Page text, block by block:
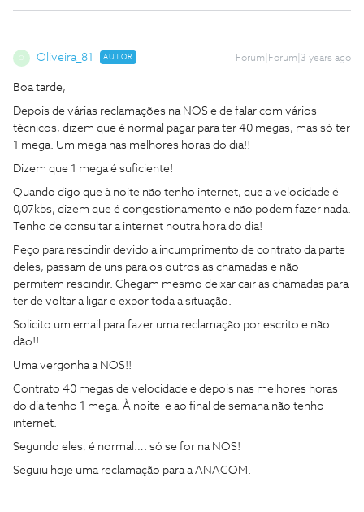
Oliveira_81 AUTOR Forum|Forum|3 years ago
Boa tarde,
Depois de várias reclamações na NOS e de falar com vários
técnicos, dizem que é normal pagar para ter 40 megas, mas só ter
1 mega. Um mega nas melhores horas do dia!!
Dizem que 1 mega é suficiente!
Quando digo que à noite não tenho internet, que a velocidade é
0,07kbs, dizem que é congestionamento e não podem fazer nada.
Tenho de consultar a internet noutra hora do dia!
Peço para rescindir devido a incumprimento de contrato da parte
deles, passam de uns para os outros as chamadas e não
permitem rescindir. Chegam mesmo deixar cair as chamadas para
ter de voltar a ligar e expor toda a situação.
Solicito um email para fazer uma reclamação por escrito e não
dão!!
Uma vergonha a NOS!!
Contrato 40 megas de velocidade e depois nas melhores horas
do dia tenho 1 mega. À noite e ao final de semana não tenho
internet.
Segundo eles, é normal…. só se for na NOS!
Seguiu hoje uma reclamação para a ANACOM.